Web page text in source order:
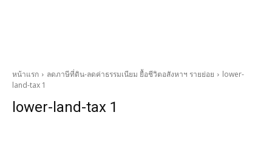
หน้าแรก ลดภาษีที่ดิน-ลดค่าธรรมเนียม ยื้อชีวิตอสังหาฯ รายย่อย
lower-
land-tax 1
lower-land-tax 1